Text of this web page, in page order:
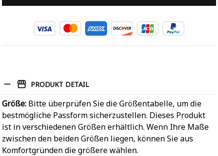
PRODUKT DETAIL
Größe: Bitte überprüfen Sie die Größentabelle, um die
bestmögliche Passform sicherzustellen. Dieses Produkt
ist in verschiedenen Größen erhältlich. Wenn Ihre Maße
zwischen den beiden Größen liegen, können Sie aus
Komfortgründen die größere wählen.